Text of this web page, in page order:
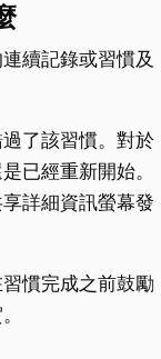
續記錄或習慣及
了該習慣。對於
已經重新開始。
詳細資訊螢幕發
慣完成之前鼓勵